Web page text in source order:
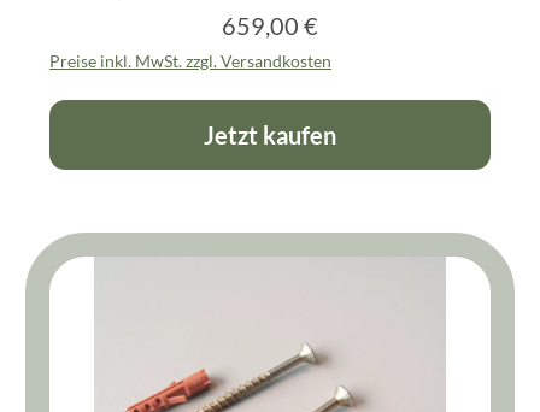
Vollholz (schwarz)
Regulärer Preis:
659,00 €
Preise inkl. MwSt. zzgl. Versandkosten
Jetzt kaufen